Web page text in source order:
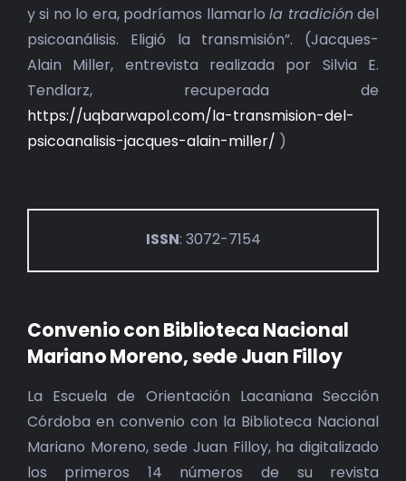
y si no lo era, podríamos llamarlola tradicióndel
psicoanálisis. Eligió la transmisión”. (Jacques-
Alain Miller, entrevista realizada por Silvia E.
Tendlarz, recuperada de
https://uqbarwapol.com/la-transmision-del-
psicoanalisis-jacques-alain-miller/ )
ISSN: 3072-7154
Convenio con Biblioteca Nacional
Mariano Moreno, sede Juan Filloy
La Escuela de Orientación Lacaniana Sección
Córdoba en convenio con la Biblioteca Nacional
Mariano Moreno, sede Juan Filloy, ha digitalizado
los primeros 14 números de su revista